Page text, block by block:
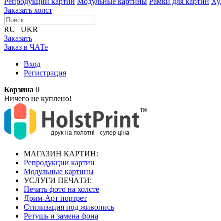
Заказать холст
RU | UKR
Заказать
Заказ в ЧАТе
Вход
Регистрация
Корзина 0
Ничего не куплено!
МАГАЗИН КАРТИН:
Репродукции картин
Модульные картины
УСЛУГИ ПЕЧАТИ:
Печать фото на холсте
Дрим-Арт портрет
Стилизация под живопись
Ретушь и замена фона